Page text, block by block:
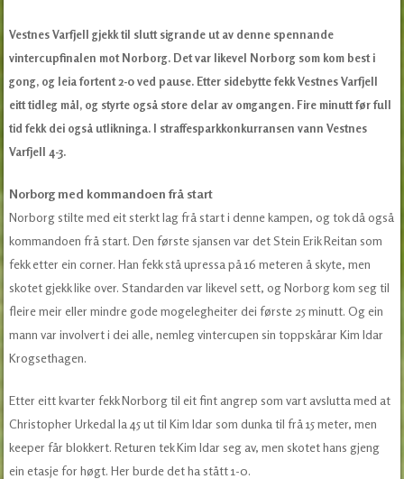
Vestnes Varfjell gjekk til slutt sigrande ut av denne spennande
vintercupfinalen mot Norborg. Det var likevel Norborg som kom best i
gong, og leia fortent 2-0 ved pause. Etter sidebytte fekk Vestnes Varfjell
eitt tidleg mål, og styrte også store delar av omgangen. Fire minutt før full
tid fekk dei også utlikninga. I straffesparkkonkurransen vann Vestnes
Varfjell 4-3.
Norborg med kommandoen frå start
Norborg stilte med eit sterkt lag frå start i denne kampen, og tok då også
kommandoen frå start. Den første sjansen var det Stein Erik Reitan som
fekk etter ein corner. Han fekk stå upressa på 16 meteren å skyte, men
skotet gjekk like over. Standarden var likevel sett, og Norborg kom seg til
fleire meir eller mindre gode mogelegheiter dei første 25 minutt. Og ein
mann var involvert i dei alle, nemleg vintercupen sin toppskårar Kim Idar
Krogsethagen.
Etter eitt kvarter fekk Norborg til eit fint angrep som vart avslutta med at
Christopher Urkedal la 45 ut til Kim Idar som dunka til frå 15 meter, men
keeper får blokkert. Returen tek Kim Idar seg av, men skotet hans gjeng
ein etasje for høgt. Her burde det ha stått 1-0.